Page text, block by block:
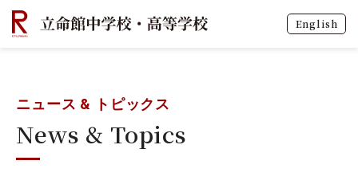
English
ニュース & トピックス
News & Topics